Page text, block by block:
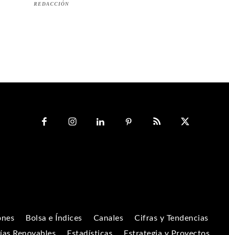
REDACCIÓN
Bolsa e Índices Canales
Cifras y Tendencias